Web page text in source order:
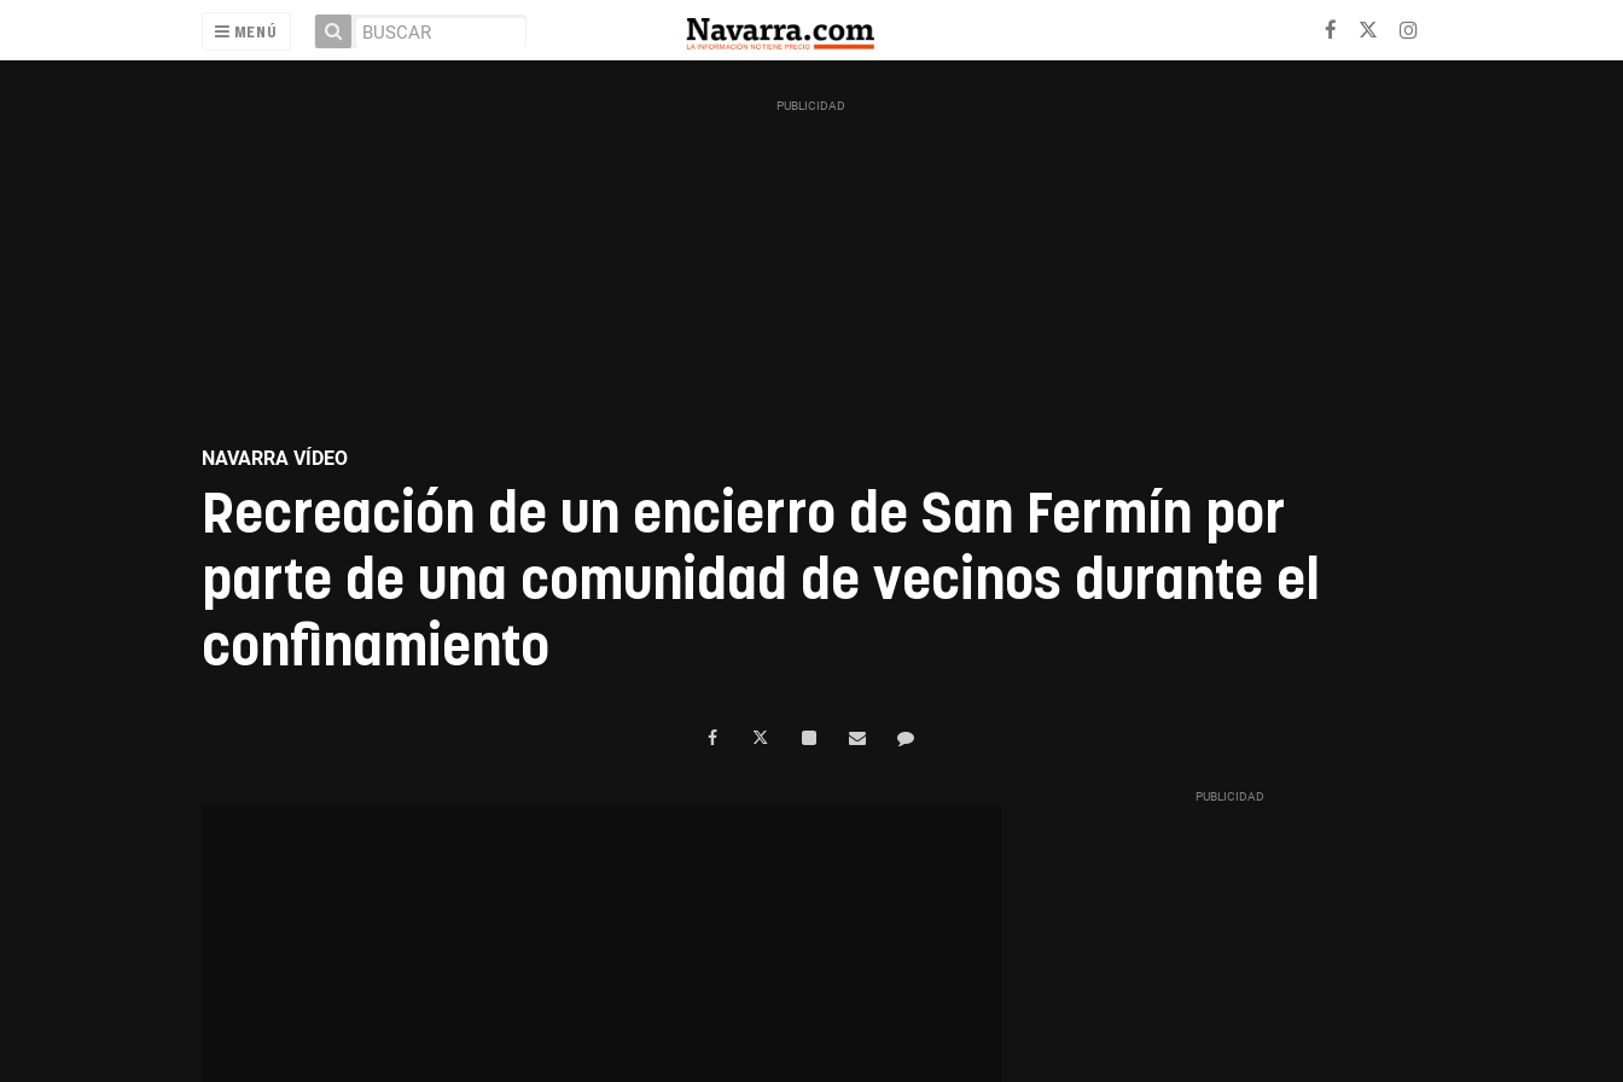
MENÚ
NAVARRA VÍDEO
Recreación de un encierro de San Fermín por
parte de una comunidad de vecinos durante el
confinamiento